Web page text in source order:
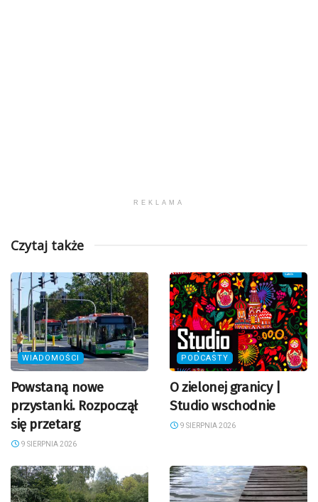
REKLAMA
Czytaj także
WIADOMOŚCI
Powstaną nowe
przystanki. Rozpoczął
się przetarg
9 SIERPNIA 2026
PODCASTY
O zielonej granicy |
Studio wschodnie
9 SIERPNIA 2026